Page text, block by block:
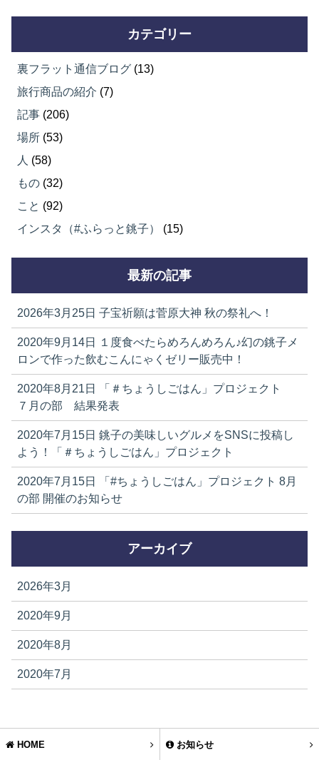
カテゴリー
裏フラット通信ブログ (13)
旅行商品の紹介 (7)
記事 (206)
場所 (53)
人 (58)
もの (32)
こと (92)
インスタ（#ふらっと銚子）
(15)
最新の記事
2026年3月25日 子宝祈願は菅原大神 秋の祭礼へ！
2020年9月14日
１度食べたらめろんめろん♪幻の銚子メ
ロンで作った飲むこんにゃくゼリー販売中！
2020年8月21日
「＃ちょうしごはん」プロジェクト
７月の部 結果発表
2020年7月15日 銚子の美味しいグルメをSNSに投稿し
よう！「＃ちょうしごはん」プロジェクト
2020年7月15日
「#ちょうしごはん」プロジェクト 8月
の部 開催のお知らせ
アーカイブ
2026年3月
2020年9月
2020年8月
2020年7月
HOME お知らせ